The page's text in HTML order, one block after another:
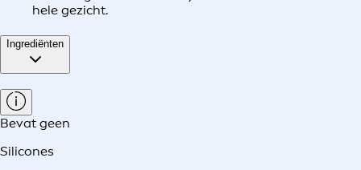
hele gezicht.
Ingrediënten
Bevat geen
Silicones